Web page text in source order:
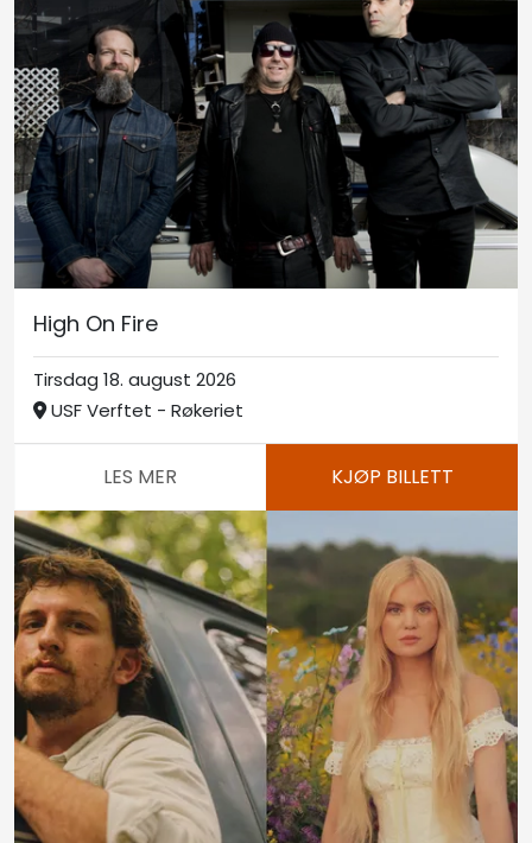
High On Fire
Tirsdag 18. august 2026
USF Verftet - Røkeriet
LES MER KJØP BILLETT